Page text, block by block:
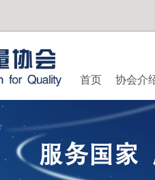
首页 协会介